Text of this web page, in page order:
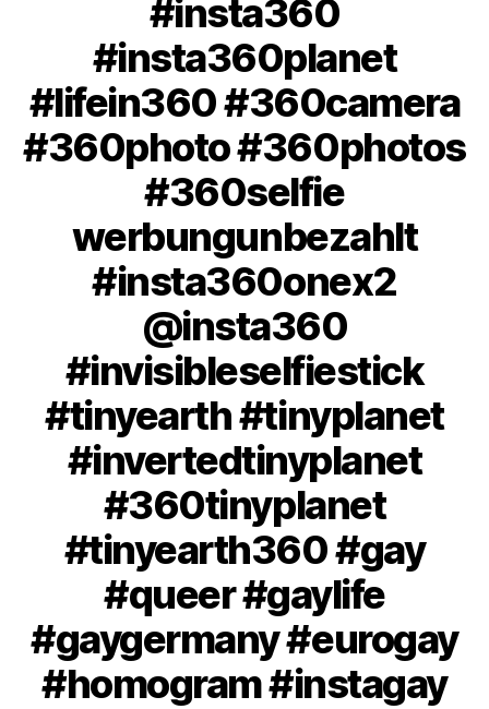
#insta360
#insta360planet
#lifein360 #360camera
#360photo #360photos
#360selfie
werbungunbezahlt
#insta360onex2
@insta360
#invisibleselfiestick
#tinyearth #tinyplanet
#invertedtinyplanet
#360tinyplanet
#tinyearth360 #gay
#queer #gaylife
#gaygermany #eurogay
#homogram #instagay